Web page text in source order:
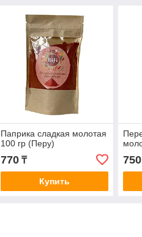
Паприка сладкая молотая
100 гр (Перу)
770₸
Купить
750